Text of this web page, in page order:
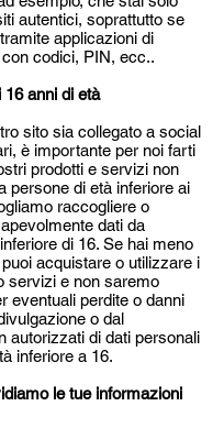
autentici, soprattutto se
applicazioni di
codici, PIN, ecc..
anni di età
sito sia collegato a social
è importante per noi farti
prodotti e servizi non
persone di età inferiore ai
raccogliere o
dati da
di 16. Se hai meno
acquistare o utilizzare i
servizi e non saremo
eventuali perdite o danni
o dal
autorizzati di dati personali
inferiore a 16.
le tue informazioni